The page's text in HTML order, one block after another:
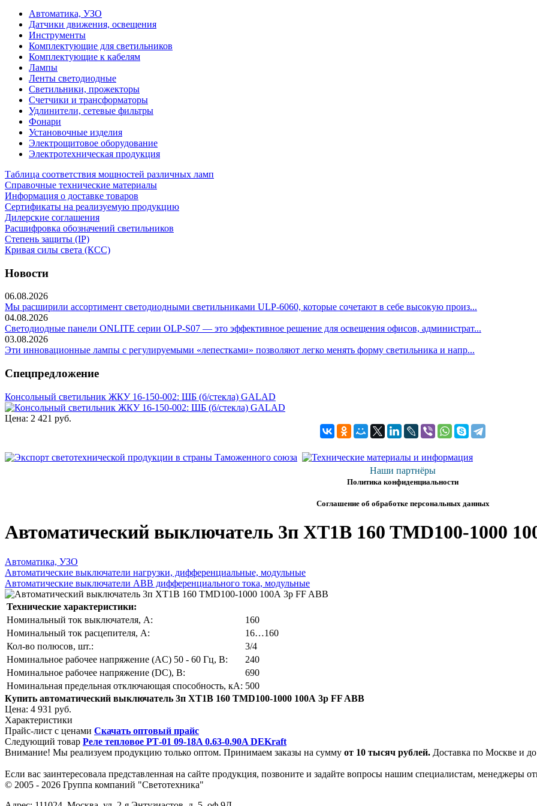
Автоматика, УЗО
Датчики движения, освещения
Инструменты
Комплектующие для светильников
Комплектующие к кабелям
Лампы
Ленты светодиодные
Светильники, прожекторы
Счетчики и трансформаторы
Удлинители, сетевые фильтры
Фонари
Установочные изделия
Электрощитовое оборудование
Электротехническая продукция
Таблица соответствия мощностей различных ламп
Справочные технические материалы
Информация о доставке товаров
Сертификаты на реализуемую продукцию
Дилерские соглашения
Расшифровка обозначений светильников
Степень защиты (IP)
Кривая силы света (КСС)
Новости
06.08.2026
Мы расширили ассортимент светодиодными светильниками ULP-6060, которые сочетают в себе высокую произ...
04.08.2026
Светодиодные панели ONLITE серии OLP-S07 — это эффективное решение для освещения офисов, администрат...
03.08.2026
Эти инновационные лампы с регулируемыми «лепестками» позволяют легко менять форму светильника и напр...
Спецпредложение
Консольный светильник ЖКУ 16-150-002: ШБ (б/стекла) GALAD
Цена: 2 421 руб.
Наши партнёры
Политика конфиденциальности
Соглашение об обработке персональных данных
Автоматический выключатель 3п XT1B 160 TMD100-1000
Автоматика, УЗО
Автоматические выключатели нагрузки, дифференциальные, модульные
Автоматические выключатели ABB дифференциального тока, модульные
Технические характеристики:
Номинальный ток выключателя, А:
160
Номинальный ток расцепителя, А:
16…160
Кол-во полюсов, шт.:
3/4
Номинальное рабочее напряжение (AC) 50 - 60 Гц, В:
240
Номинальное рабочее напряжение (DC), В:
690
Номинальная предельная отключающая способность, кА: 500
Купить автоматический выключатель 3п XT1B 160 TMD100-1000 100А 3p FF ABB
Цена: 4 931 руб.
Характеристики
Прайс-лист с ценами Скачать оптовый прайс
Следующий товар Реле тепловое РТ-01 09-18A 0.63-0.90A DEKraft
Внимание! Мы реализуем продукцию только оптом. Принимаем заказы на сумму от 10 тысяч рублей. Доставка по Москве и
Если вас заинтересовала представленная на сайте продукция, позвоните и задайте вопросы нашим специалистам, менеджеры
© 2005 - 2026 Группа компаний "Светотехника"